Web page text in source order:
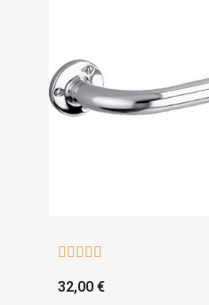
    
32,00 €